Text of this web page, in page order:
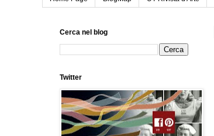
Cerca nel blog
Twitter